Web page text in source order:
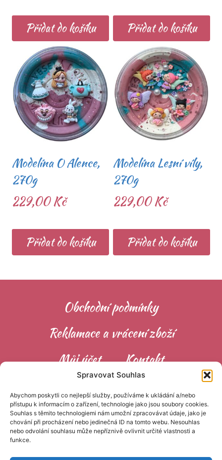
Spravovat Souhlas
Abychom poskytli co nejlepší služby, používáme k ukládání a/nebo
přístupu k informacím o zařízení, technologie jako jsou soubory cookies.
Souhlas s těmito technologiemi nám umožní zpracovávat údaje, jako je
chování při procházení nebo jedinečná ID na tomto webu. Nesouhlas
nebo odvolání souhlasu může nepříznivě ovlivnit určité vlastnosti a
funkce.
Přidat do košíku Přidat do košíku
Modelína O Alence,
270g
229,00Kč
Přidat do košíku
Modelína Lesní víly,
270g
229,00Kč
Přidat do košíku
Obchodní podmínky
Reklamace a vrácení zboží
Můj účet
Kontakt
Velkoobchod